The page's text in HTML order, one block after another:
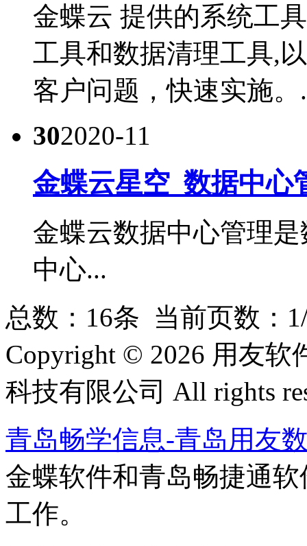
金蝶云 提供的系统工
工具和数据清理工具,
客户问题，快速实施。
302020-11
金蝶云星空_数据中心
金蝶云数据中心管理
中心...
总数：16条 当前页数： 1
Copyright © 2026 用友
科技有限公司 All rights
青岛畅学信息-青岛用友
金蝶软件和青岛畅捷通
工作。